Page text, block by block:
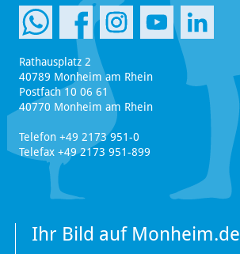
Rathausplatz 2
40789 Monheim am Rhein
Postfach 10 06 61
40770 Monheim am Rhein
Telefon +49 2173 951-0
Telefax +49 2173 951-899
Ihr Bild auf Monheim.de